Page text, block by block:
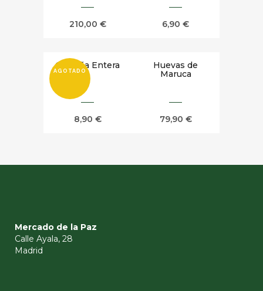
210,00 € 6,90 €
AGOTADO
Castaña Entera
8,90 €
Huevas de
Maruca
79,90 €
Mercado de la Paz
Calle Ayala, 28
Madrid